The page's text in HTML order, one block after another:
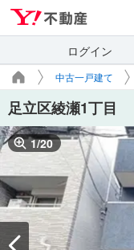
ログイン
中古一戸建て
足立区綾瀬1丁目
1/20